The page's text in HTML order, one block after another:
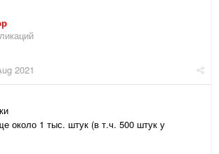
2021
около 1 тыс. штук (в т.ч. 500 штук у